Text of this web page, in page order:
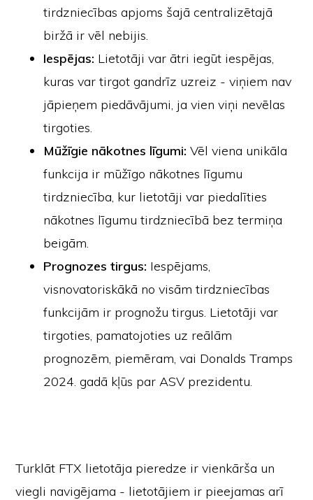
tirdzniecības apjoms šajā centralizētajā
biržā ir vēl nebijis.
Iespējas: Lietotāji var ātri iegūt iespējas,
kuras var tirgot gandrīz uzreiz - viņiem nav
jāpieņem piedāvājumi, ja vien viņi nevēlas
tirgoties.
Mūžīgie nākotnes līgumi: Vēl viena unikāla
funkcija ir mūžīgo nākotnes līgumu
tirdzniecība, kur lietotāji var piedalīties
nākotnes līgumu tirdzniecībā bez termiņa
beigām.
Prognozes tirgus: Iespējams,
visnovatoriskākā no visām tirdzniecības
funkcijām ir prognožu tirgus. Lietotāji var
tirgoties, pamatojoties uz reālām
prognozēm, piemēram, vai Donalds Tramps
2024. gadā kļūs par ASV prezidentu.
Turklāt FTX lietotāja pieredze ir vienkārša un
viegli navigējama - lietotājiem ir pieejamas arī